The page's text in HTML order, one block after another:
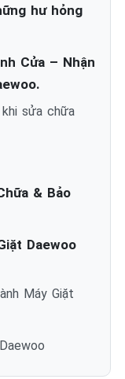
hư hỏng
Cửa – Nhận
sửa chữa
& Bảo
Daewoo
Máy Giặt